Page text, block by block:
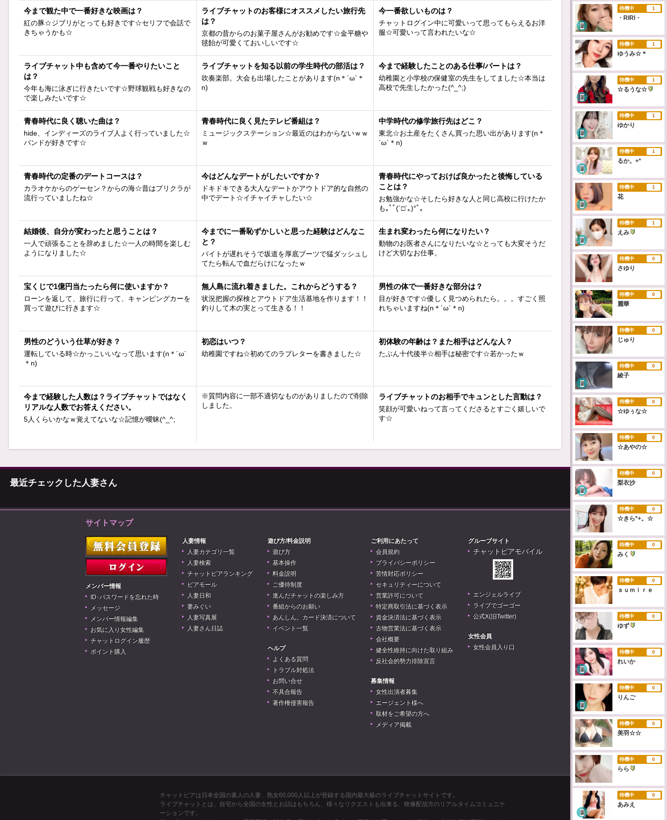
今まで観た中で一番好きな映画は？
紅の豚☆ジブリがとっても好きです☆セリフで会話で
きちゃうかも☆
ライブチャットのお客様にオススメしたい旅行先
は？
京都の昔からのお菓子屋さんがお勧めです☆金平糖や
毬飴が可愛くておいしいです☆
今一番欲しいものは？
チャットログイン中に可愛いって思ってもらえるお洋
服☆可愛いって言われたいな☆
ライブチャット中も含めて今一番やりたいこと
は？
今年も海に泳ぎに行きたいです☆野球観戦も好きなの
で楽しみたいです☆
ライブチャットを知る以前の学生時代の部活は？
吹奏楽部。大会も出場したことがあります(n＊´ω`＊
n)
今まで経験したことのある仕事/パートは？
幼稚園と小学校の保健室の先生をしてました☆本当は
高校で先生したかった(^_^;)
青春時代に良く聴いた曲は？
hide、インディーズのライブ人よく行っていました☆
バンドが好きです☆
青春時代に良く見たテレビ番組は？
ミュージックステーション☆最近のはわからないｗｗ
ｗ
中学時代の修学旅行先はどこ？
東北☆お土産をたくさん買った思い出があります(n＊
´ω`＊n)
青春時代の定番のデートコースは？
カラオケからのゲーセン？からの海☆昔はプリクラが
流行っていましたね☆
今はどんなデートがしたいですか？
ドキドキできる大人なデートかアウトドア的な自然の
中でデート☆イチャイチャしたい☆
青春時代にやっておけば良かったと後悔している
ことは？
お勉強かな☆そしたら好きな人と同じ高校に行けたか
も｡ﾟﾟ(´□`｡)°ﾟ｡
結婚後、自分が変わったと思うことは？
一人で頑張ることを辞めました☆一人の時間を楽しむ
ようになりました☆
今までに一番恥ずかしいと思った経験はどんなこ
と？
バイトが遅れそうで坂道を厚底ブーツで猛ダッシュし
てたら転んで血だらけになったｗ
生まれ変わったら何になりたい？
動物のお医者さんになりたいな☆とっても大変そうだ
けど大切なお仕事。
宝くじで1億円当たったら何に使いますか？
ローンを返して、旅行に行って、キャンピングカーを
買って遊びに行きます☆
無人島に流れ着きました。これからどうする？
状況把握の探検とアウトドア生活基地を作ります！！
釣りして木の実とって生きる！！
男性の体で一番好きな部分は？
目が好きです☆優しく見つめられたら。。。すごく照
れちゃいますね(n＊´ω`＊n)
男性のどういう仕草が好き？
運転している時☆かっこいいなって思います(n＊´ω`
＊n)
初恋はいつ？
幼稚園ですね☆初めてのラブレターを書きました☆
初体験の年齢は？また相手はどんな人？
たぶん十代後半☆相手は秘密です☆若かったｗ
今まで経験した人数は？ライブチャットではなく
リアルな人数でお答えください。
5人くらいかなｗ覚えてないな☆記憶が曖昧(^_^;
※質問内容に一部不適切なものがありましたので削除
しました。
ライブチャットのお相手でキュンとした言動は？
笑顔が可愛いねって言ってくださるとすごく嬉しいで
す☆
待機中 1
・RIRI・
待機中 1
ゆうみ☆＊
待機中 1
☆るうな☆
待機中 1
ゆかり
待機中 1
るか。+*
待機中 1
花
待機中 1
えみ
待機中 0
さゆり
待機中 0
麗華
待機中 0
じゅり
待機中 0
綾子
待機中 0
☆ゆぅな☆
待機中 0
☆あやの☆
待機中 0
梨衣沙
待機中 0
☆きら*+。☆
待機中 0
みく
待機中 0
ｓｕｍｉｒｅ
待機中 0
ゆず
待機中 0
れいか
待機中 0
りんご
待機中 0
美羽☆☆
待機中 0
らら
待機中 0
あみえ
最近チェックした人妻さん
サイトマップ
メンバー情報
ID･パスワードを忘れた時
メッセージ
メンバー情報編集
お気に入り女性編集
チャットログイン履歴
ポイント購入
人妻情報
人妻カテゴリ一覧
人妻検索
チャットピアランキング
ピアモール
人妻日和
妻みぐい
人妻写真展
人妻さん日誌
遊び方/料金説明
遊び方
基本操作
料金説明
ご優待制度
進んだチャットの楽しみ方
番組からのお願い
あんしん。カード決済について
イベント一覧
ヘルプ
よくある質問
トラブル対処法
お問い合せ
不具合報告
著作権侵害報告
ご利用にあたって
会員規約
プライバシーポリシー
苦情対応ポリシー
セキュリティーについて
営業許可について
特定商取引法に基づく表示
資金決済法に基づく表示
古物営業法に基づく表示
会社概要
健全性維持に向けた取り組み
反社会的勢力排除宣言
募集情報
女性出演者募集
エージェント様へ
取材をご希望の方へ
メディア掲載
グループサイト
チャットピアモバイル
エンジェルライブ
ライブでゴーゴー
公式X(旧Twitter)
女性会員
女性会員入り口
チャットピアは日本全国の素人の人妻、熟女60,000人以上が登録する国内最大級のライブチャットサイトです。
ライブチャットとは、自宅から全国の女性とお話はもちろん、様々なリクエストも出来る、映像配信方のリアルタイムコミュニケ
ーションです。